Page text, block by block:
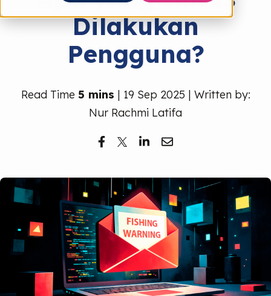
Coba GratisDilakukan
Pengguna?
Read Time 5 mins | 19 Sep 2025 | Written by:
Nur Rachmi Latifa